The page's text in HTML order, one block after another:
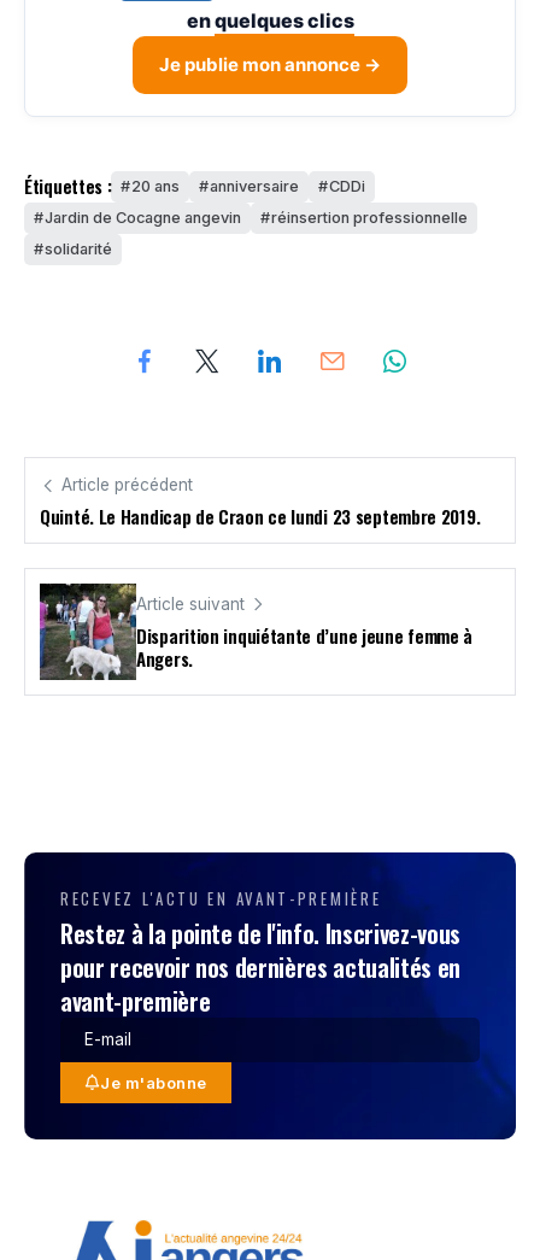
enquelques clics
Je publie mon annonce →
Étiquettes : 20 ans anniversaire
CDDi
Jardin de Cocagne angevin
réinsertion professionnelle
solidarité
Article précédent
Quinté. Le Handicap de Craon ce lundi 23 septembre 2019.
Article suivant
Disparition inquiétante d’une jeune femme à
Angers.
RECEVEZ L'ACTU EN AVANT-PREMIÈRE
Restez à la pointe de l'info. Inscrivez-vous
pour recevoir nos dernières actualités en
avant-première
Je m'abonne